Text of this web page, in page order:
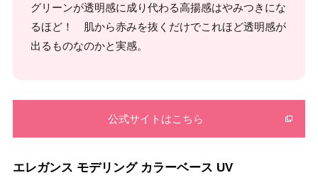
グリーンが透明感に成り代わる高揚感はやみつきにな
るほど！ 肌から赤みを抜くだけでこれほど透明感が
出るものなのかと実感。
公式サイトはこちら
エレガンス モデリング カラーベース UV